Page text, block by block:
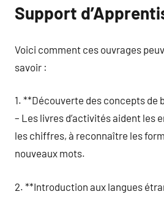
Support
Voici comment ces ouvrages
savoir :
1. **Découverte des concepts de
– Les livres d’activités aident les
les chiffres, à reconnaître les
nouveaux mots.
2. **Introduction aux langues